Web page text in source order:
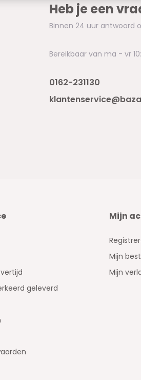
Heb je een
Binnen 24 uur antwoord
Bereikbaar van ma - vr
0162-231130
geleverd
Mijn
Mijn
Mijn